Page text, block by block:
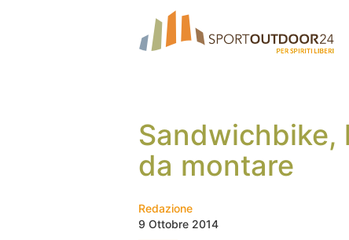
Sandwichbike,
da montare
Redazione
9 Ottobre 2014